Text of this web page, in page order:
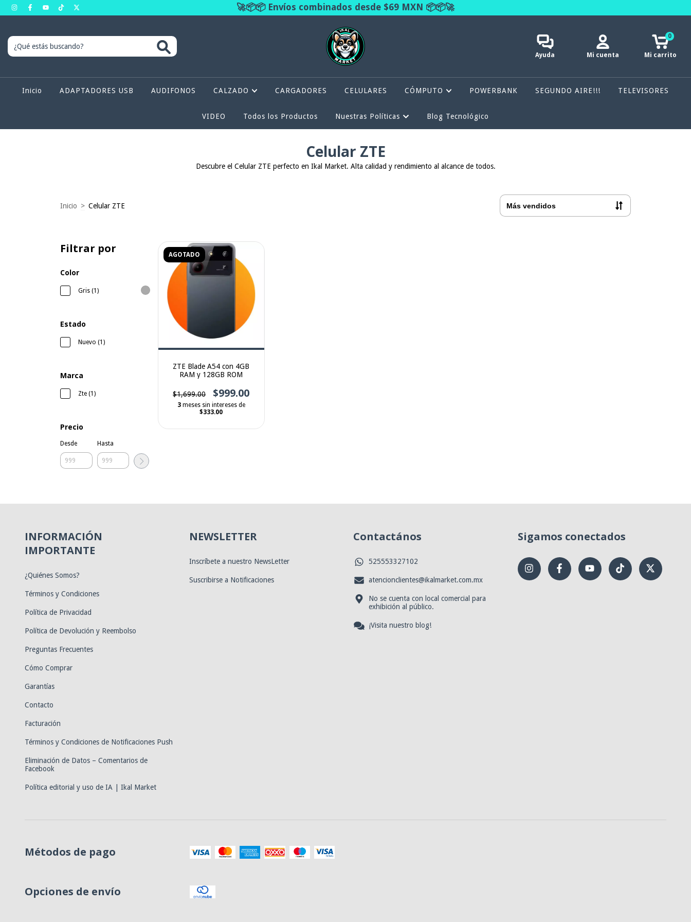
🚀📦📦 Envíos combinados desde $69 MXN 📦📦🚀
Ayuda Mi cuenta Mi carrito
0
Inicio ADAPTADORES USB AUDIFONOS CALZADO CARGADORES CELULARES CÓMPUTO POWERBANK SEGUNDO AIRE!!! TELEVISORES
VIDEO Todos los Productos Nuestras Políticas Blog Tecnológico
Celular ZTE
Descubre el Celular ZTE perfecto en Ikal Market. Alta calidad y rendimiento al alcance de todos.
Inicio > Celular ZTE
Filtrar por
Color
Gris (1)
Estado
Nuevo (1)
Marca
Zte (1)
Precio
Desde Hasta
AGOTADO
ZTE Blade A54 con 4GB
RAM y 128GB ROM
$1,699.00 $999.00
3 meses sin intereses de
$333.00
INFORMACIÓN
IMPORTANTE
¿Quiénes Somos?
Términos y Condiciones
Política de Privacidad
Política de Devolución y Reembolso
Preguntas Frecuentes
Cómo Comprar
Garantías
Contacto
Facturación
Términos y Condiciones de Notificaciones Push
Eliminación de Datos – Comentarios de
Facebook
Política editorial y uso de IA | Ikal Market
NEWSLETTER
Inscríbete a nuestro NewsLetter
Suscribirse a Notificaciones
Contactános
525553327102
atencionclientes@ikalmarket.com.mx
No se cuenta con local comercial para
exhibición al público.
¡Visita nuestro blog!
Sigamos conectados
Métodos de pago
Opciones de envío